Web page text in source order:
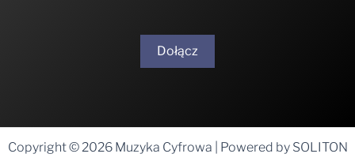
Dołącz
Copyright © 2026 Muzyka Cyfrowa | Powered by SOLITON